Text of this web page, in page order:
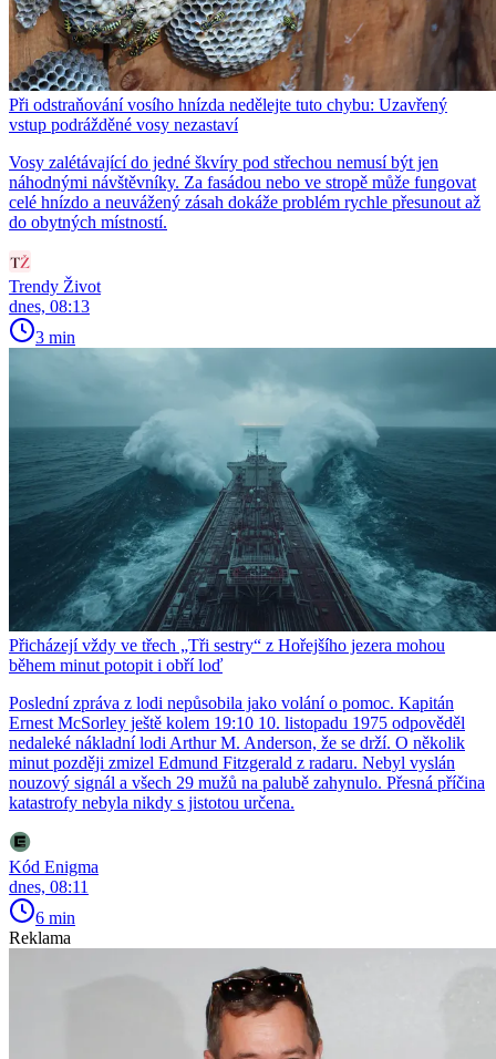
Při odstraňování vosího hnízda nedělejte tuto chybu: Uzavřený
vstup podrážděné vosy nezastaví
Vosy zalétávající do jedné škvíry pod střechou nemusí být jen
náhodnými návštěvníky. Za fasádou nebo ve stropě může fungovat
celé hnízdo a neuvážený zásah dokáže problém rychle přesunout až
do obytných místností.
Trendy Život
dnes, 08:13
3 min
Přicházejí vždy ve třech „Tři sestry“ z Hořejšího jezera mohou
během minut potopit i obří loď
Poslední zpráva z lodi nepůsobila jako volání o pomoc. Kapitán
Ernest McSorley ještě kolem 19:10 10. listopadu 1975 odpověděl
nedaleké nákladní lodi Arthur M. Anderson, že se drží. O několik
minut později zmizel Edmund Fitzgerald z radaru. Nebyl vyslán
nouzový signál a všech 29 mužů na palubě zahynulo. Přesná příčina
katastrofy nebyla nikdy s jistotou určena.
Kód Enigma
dnes, 08:11
6 min
Reklama